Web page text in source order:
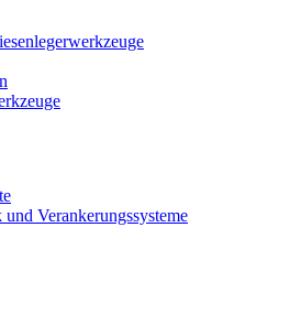
Verankerungssysteme